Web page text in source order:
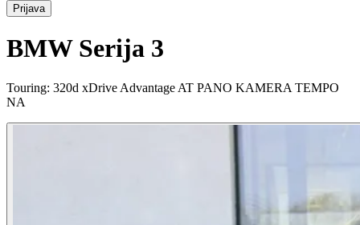
Prijava
BMW Serija 3
Touring: 320d xDrive Advantage AT PANO KAMERA TEMPO
NA